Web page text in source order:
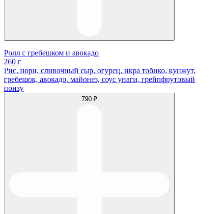
Ролл с гребешком и авокадо
260 г
Рис, нори, сливочный сыр, огурец, икра тобико, кунжут,
гребешок, авокадо, майонез, соус унаги, грейпфрутовый
понзу
790 ₽